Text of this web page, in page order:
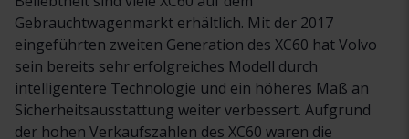
Gebrauchtwagenmarkt erhältlich. Mit der 2017
eingeführten zweiten Generation des XC60 hat Volvo
sein bereits sehr erfolgreiches Modell durch
intelligentere Technologie und ein höheres Maß an
Sicherheitsausstattung weiter verbessert. Aufgrund
der hohen Verkaufszahlen des XC60 waren die